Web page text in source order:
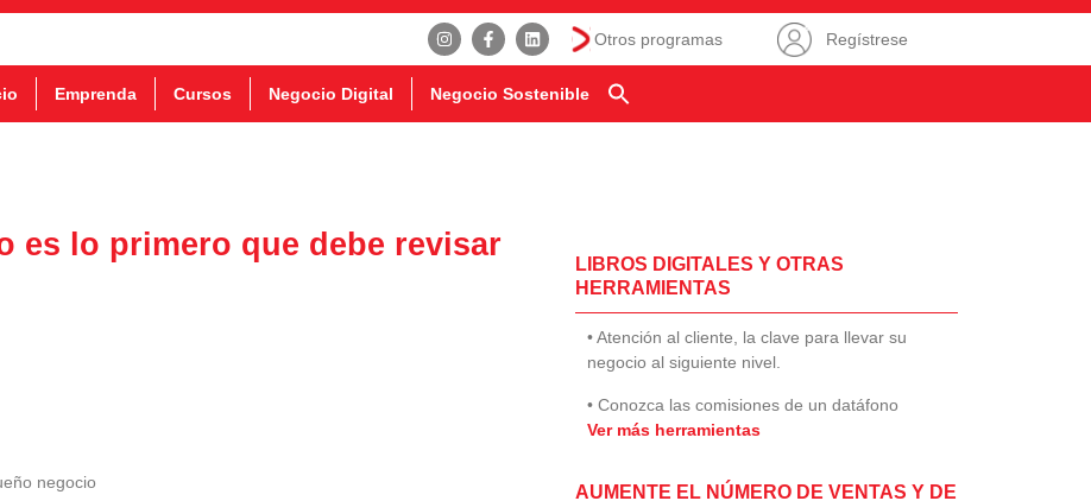
Otros programas Regístrese
Emprenda Cursos Negocio Digital Negocio Sostenible
es lo primero que debe revisar
LIBROS DIGITALES Y OTRAS
HERRAMIENTAS
• Atención al cliente, la clave para llevar su
negocio al siguiente nivel.
• Conozca las comisiones de un datáfono
Ver más herramientas
AUMENTE EL NÚMERO DE VENTAS Y DE